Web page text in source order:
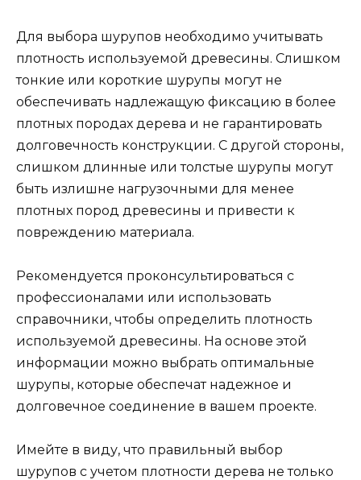
Для выбора шурупов необходимо учитывать
плотность используемой древесины. Слишком
тонкие или короткие шурупы могут не
обеспечивать надлежащую фиксацию в более
плотных породах дерева и не гарантировать
долговечность конструкции. С другой стороны,
слишком длинные или толстые шурупы могут
быть излишне нагрузочными для менее
плотных пород древесины и привести к
повреждению материала.
Рекомендуется проконсультироваться с
профессионалами или использовать
справочники, чтобы определить плотность
используемой древесины. На основе этой
информации можно выбрать оптимальные
шурупы, которые обеспечат надежное и
долговечное соединение в вашем проекте.
Имейте в виду, что правильный выбор
шурупов с учетом плотности дерева не только